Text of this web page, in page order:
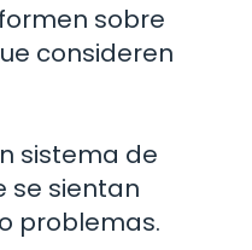
sobre
consideren
sistema de
se sientan
problemas.